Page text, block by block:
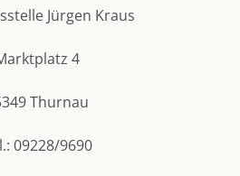
Jürgen Kraus
4
Thurnau
09228/9690